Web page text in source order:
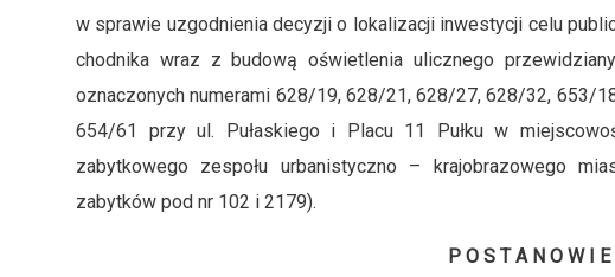
w sprawie uzgodnienia decyzji o lokalizacji inwestycji celu
chodnika wraz z budową oświetlenia ulicznego
oznaczonych numerami 628/19, 628/21, 628/27, 628/32, 653/
654/61 przy ul. Pułaskiego i Placu 11 Pułku w
zabytkowego zespołu urbanistyczno – krajobrazowego
zabytków pod nr 102 i 2179).
P O S T A N O W I